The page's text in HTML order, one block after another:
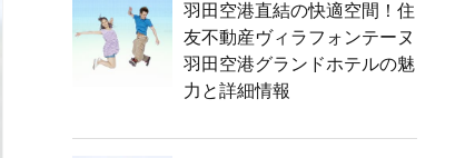
羽田空港直結の快適空間！住
友不動産ヴィラフォンテーヌ
羽田空港グランドホテルの魅
力と詳細情報